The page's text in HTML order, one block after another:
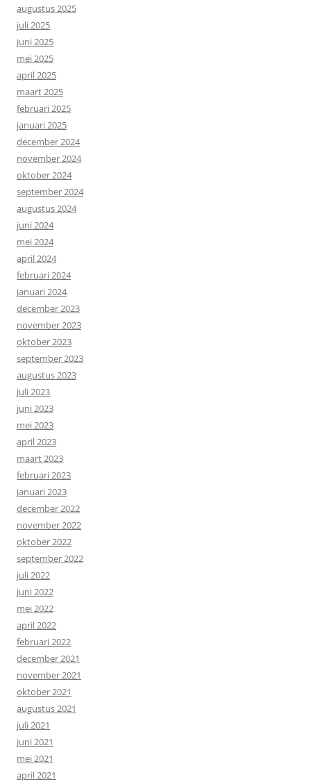
augustus 2025
juli 2025
juni 2025
mei 2025
april 2025
maart 2025
februari 2025
januari 2025
december 2024
november 2024
oktober 2024
september 2024
augustus 2024
juni 2024
mei 2024
april 2024
februari 2024
januari 2024
december 2023
november 2023
oktober 2023
september 2023
augustus 2023
juli 2023
juni 2023
mei 2023
april 2023
maart 2023
februari 2023
januari 2023
december 2022
november 2022
oktober 2022
september 2022
juli 2022
juni 2022
mei 2022
april 2022
februari 2022
december 2021
november 2021
oktober 2021
augustus 2021
juli 2021
juni 2021
mei 2021
april 2021